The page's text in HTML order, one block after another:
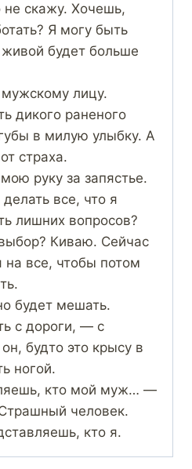
скажу. Хочешь,
Я могу быть
будет больше
лицу.
дикого раненого
в милую улыбку. А
страха.
руку за запястье.
все, что я
лишних вопросов?
Киваю. Сейчас
на все, чтобы потом
будет мешать.
с дороги, — с
будто это крысу в
ногой.
кто мой муж… —
человек.
кто я.